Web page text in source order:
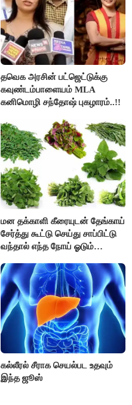
தவெக அரசின் பட்ஜெட்டுக்கு
கவுண்டம்பாளையம் MLA
கனிமொழி சந்தோஷ் புகழாரம்..!!
மன தக்காளி கீரையுடன் தேங்காய்
சேர்த்து கூட்டு செய்து சாப்பிட்டு
வந்தால் எந்த நோய் ஓடும்
கல்லீரல் சீராக செயல்பட உதவும்
இந்த ஜூஸ்